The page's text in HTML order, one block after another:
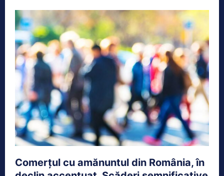
Comerțul cu amănuntul din România, în